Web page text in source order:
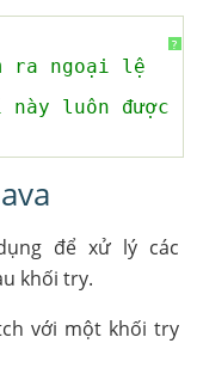
?
ra ngoại lệ
luôn được
để xử lý các
khối try.
với một khối try